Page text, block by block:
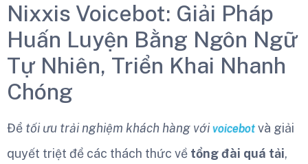
Nixxis Voicebot: Giải Pháp
Huấn Luyện Bằng Ngôn Ngữ
Tự Nhiên, Triển Khai Nhanh
Chóng
Để tối ưu trải nghiệm khách hàng với voicebot và giải
quyết triệt để các thách thức về tổng đài quá tải,